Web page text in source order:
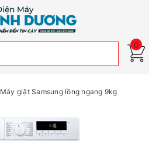
0
Máy giặt Samsung lồng ngang 9kg